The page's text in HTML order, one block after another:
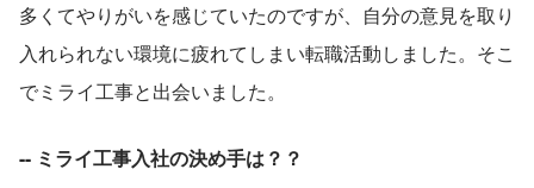
多くてやりがいを感じていたのですが、自分の意見を取り
入れられない環境に疲れてしまい転職活動しました。そこ
でミライ工事と出会いました。
-- ミライ工事入社の決め手は？？